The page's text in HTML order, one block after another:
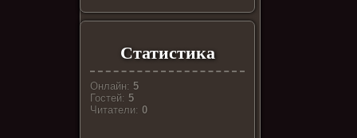
Статистика
Онлайн: 5
Гостей: 5
Читатели:0